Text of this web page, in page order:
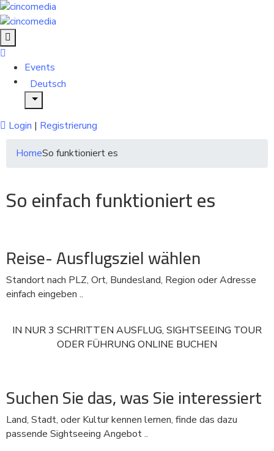
Events
Deutsch
Login | Registrierung
HomeSo funktioniert es
So einfach funktioniert es
Reise- Ausflugsziel wählen
Standort nach PLZ, Ort, Bundesland, Region oder Adresse
einfach eingeben ..
IN NUR 3 SCHRITTEN AUSFLUG, SIGHTSEEING TOUR
ODER FÜHRUNG ONLINE BUCHEN
Suchen Sie das, was Sie interessiert
Land, Stadt, oder Kultur kennen lernen, finde das dazu
passende Sightseeing Angebot ..